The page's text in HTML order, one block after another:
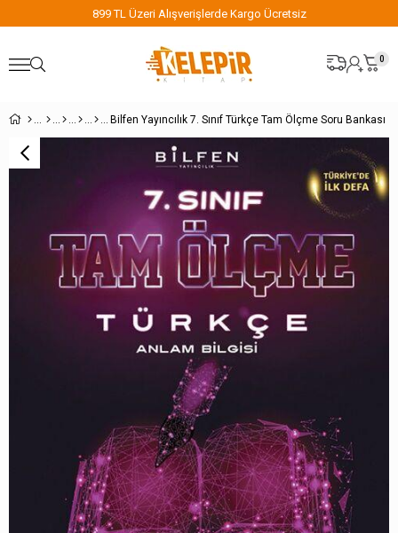
899 TL Üzeri Alışverişlerde Kargo Ücretsiz
0
Bilfen Yayıncılık 7. Sınıf Türkçe Tam Ölçme Soru Bankası